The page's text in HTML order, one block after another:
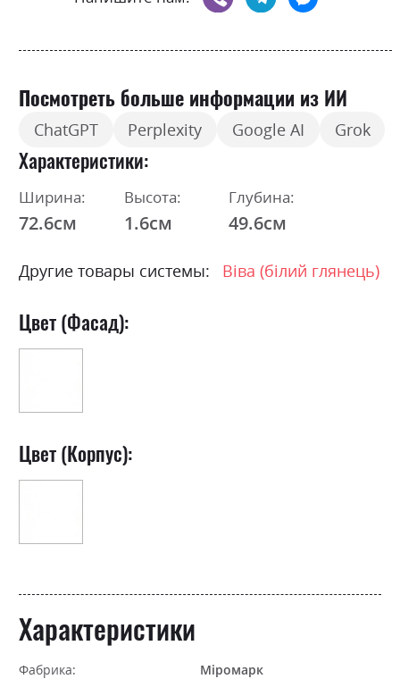
Посмотреть больше информации из ИИ
ChatGPT Perplexity Google AI Grok
Характеристики
Ширина:
72.6см
Высота:
1.6см
Глубина:
49.6см
Другие товары системы: Віва (білий глянець)
Цвет (Фасад):
Цвет (Корпус):
Характеристики
Фабрика:
Міромарк